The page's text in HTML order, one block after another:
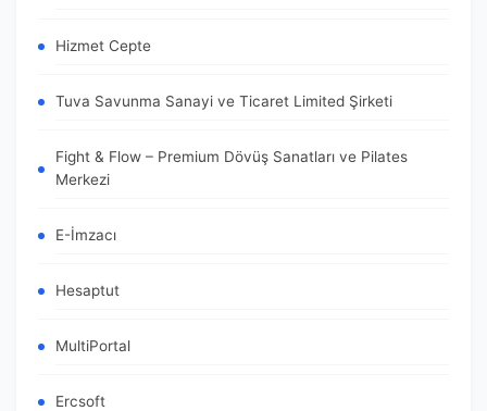
Hizmet Cepte
Tuva Savunma Sanayi ve Ticaret Limited Şirketi
Fight & Flow – Premium Dövüş Sanatları ve Pilates
Merkezi
E-İmzacı
Hesaptut
MultiPortal
Ercsoft